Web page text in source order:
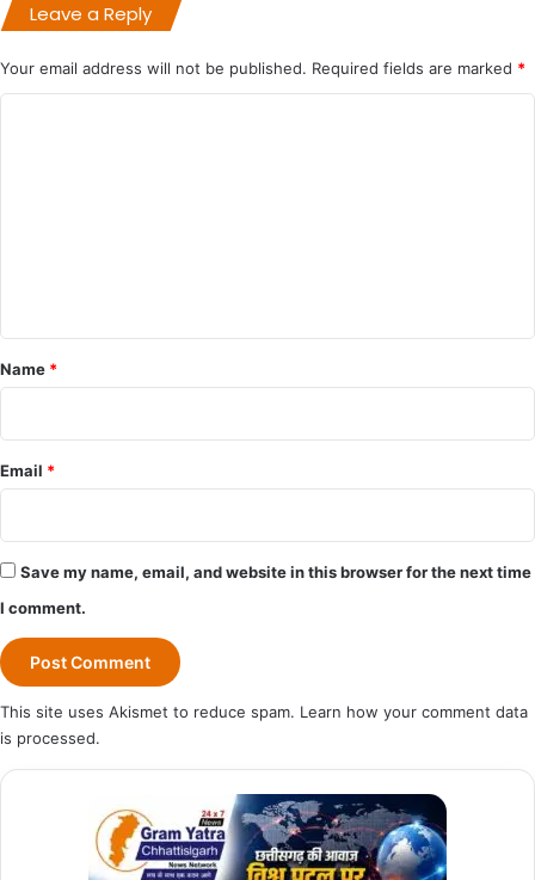
Leave a Reply
Your email address will not be published. Required fields are marked *
*
Name *
Email *
Save my name, email, and website in this browser for the next time
I comment.
This site uses Akismet to reduce spam. Learn how your comment data
is processed.